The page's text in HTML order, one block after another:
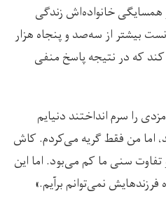
خانواده‌اش زندگی
بیشتر از سه‌صد و پنجاه هزار
کند که در نتیجه پاسخ منفی
را سرم انداختند دنیایم
اما من فقط گریه می‌کردم. کاش
سنی ما کم می‌بود. اما این
نمی‌توانم برآیم.»